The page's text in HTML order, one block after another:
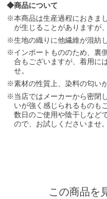
商品について
本商品は生産過程におきま
が生じることがありますが
生地の織りに他繊維が混紡
インポートもののため、裏
合もございますが、着用に
せ。
素材の性質上、染料の匂い
当店ではメーカーから密閉
いが強く感じられるものも
数日のご使用や陰干しなど
ので、お試しくださいませ。
この商品を